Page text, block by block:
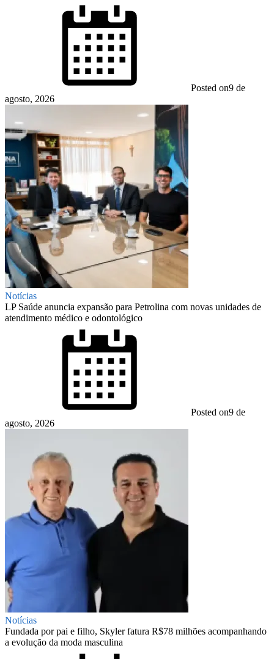
Posted on9 de
agosto, 2026
Notícias
LP Saúde anuncia expansão para Petrolina com novas unidades de
atendimento médico e odontológico
Posted on9 de
agosto, 2026
Notícias
Fundada por pai e filho, Skyler fatura R$78 milhões acompanhando
a evolução da moda masculina